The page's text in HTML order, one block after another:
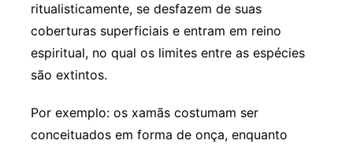
ritualisticamente, se desfazem de suas
coberturas superficiais e entram em reino
espiritual, no qual os limites entre as espécies
são extintos.
Por exemplo: os xamãs costumam ser
conceituados em forma de onça, enquanto